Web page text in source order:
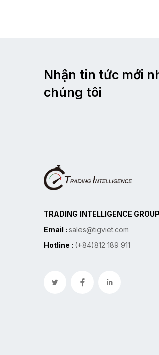
Nhận tin tức mới
chúng tôi
TRADING INTELLIGENCE GROUP
Email : sales@tigviet.com
Hotline : (+84)812 189 911